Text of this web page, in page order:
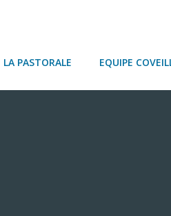
LA PASTORALE EQUIPE